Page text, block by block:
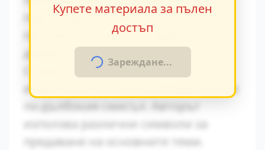
персонажите. Това
противопоставяне създава
драматично напрежение.
Символиката в произведението
играе важна роля за разбирането на
използва различни символи за
предаване на основните теми.
Купете материала за пълен
достъп
Зареждане...